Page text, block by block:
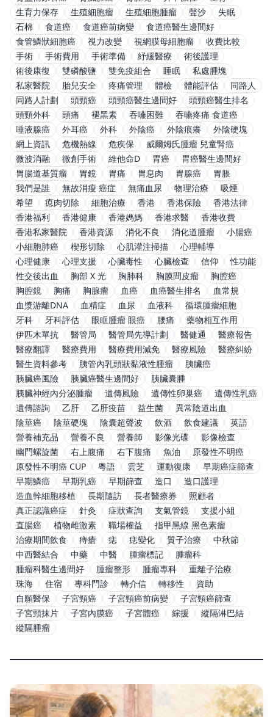
生育力保存
生殖細胞瘤 生殖細胞腫瘤 聲沙
失眠
石棉
食道癌 食道癌前病變
食道癌醫生邊間好
食管鱗狀細胞癌
視力改變 視網膜母細胞瘤
收費比較
手術
手術費用 手術準備 紓緩醫療
術後護理
術後康復
雙磷酸鹽 雙免疫組合 睡眠
私處腫塊
私家醫院
胎兒安全 疼痛管理 體檢 體能評估
同路人
同路人計劃
頭頸癌 頭頸癌醫生邊間好
頭頸癌醫生排名
頭頸外科
頭痛 褪黑素 吞嚥困難
吞嚥疼痛 食道癌
唾液腺癌
外耳癌 外科 外陰癌 外陰痕癢
外陰硬塊
網上資訊
危機熱線 危疾保
威爾姆氏腫瘤 兒童腎癌
微波消融
微創手術 維他命D 胃癌
胃癌醫生邊間好
胃腸道基質瘤
胃鏡 胃痛 胃息肉 胃腺癌
胃脹
我們是誰
無故消瘦 癌症 無痛血尿 物理治療
吸煙
希望
瘜肉切除 細胞治療 香港 香港保險
香港法律
香港福利
香港健康 香港媽媽 香港求醫
香港收費
香港私家醫院
香港資源 消化不良 消化道腫瘤
小腸癌
小細胞肺癌
楔形切除 心肌灌注掃描
心理輔導
心理健康
心理支援 心臟毒性 心臟檢查 信仰
性功能
性交後出血
胸部 X 光 胸肺科 胸膜間皮瘤
胸腔癌
胸腔鏡
胸痛 胸腺瘤 血癌 血癌醫生排名
血常規
血漿游離DNA
血精症 血尿 血液科
循環腫瘤細胞
牙科
牙科評估 眼眶腫瘤 眼癌 腰痛
藥物相互作用
伊匹木單抗
醫管局 醫管局先導計劃 醫健通
醫療報告
醫療翻譯
醫療費用 醫療費用減免 醫療風險
醫療糾紛
醫生資料參考
胰管內乳頭狀黏液性腫瘤
胰臟癌
胰臟癌風險
胰臟癌醫生邊間好
胰臟囊腫
胰臟神經內分泌腫瘤
遺傳風險 遺傳性卵巢癌
遺傳性乳癌
遺傳諮詢
乙肝 乙肝疫苗 益生菌
異常陰道出血
陰莖癌
陰莖硬塊 陰囊超聲波 飲酒 飲食建議
英語
營養補充品
營養不良 營養師 影像光碟
影像檢查
幽門螺旋菌
右上腹痛 右下腹痛 魚油
原發性不明癌
原發性不明癌 CUP
粵語 雲芝 運動復康
早期癌症篩查
早期鱗癌
早期乳癌 早期篩查 造口
造口護理
造血幹細胞移植
長期隨訪 長者醫療券
照顧者
真正認識癌症
針灸 症狀查詢 支氣管鏡
支援小組
直腸癌
植物雌激素 職場權益
指甲黑線 黑色素瘤
治療期間飲食
痔瘡 痣 痣變化 質子治療
中秋節
中西醫結合
中藥 中醫 腫瘤標記
腫瘤科
腫瘤科醫生邊間好
腫瘤整形 腫瘤專科
重離子治療
珠海
住宿 專科門診 轉介信 轉移性
資助
自願醫保
子宮頸癌 子宮頸癌前病變
子宮頸癌篩查
子宮頸抹片
子宮內膜癌 子宮體癌 綜援
縱隔淋巴結
縱隔腫瘤